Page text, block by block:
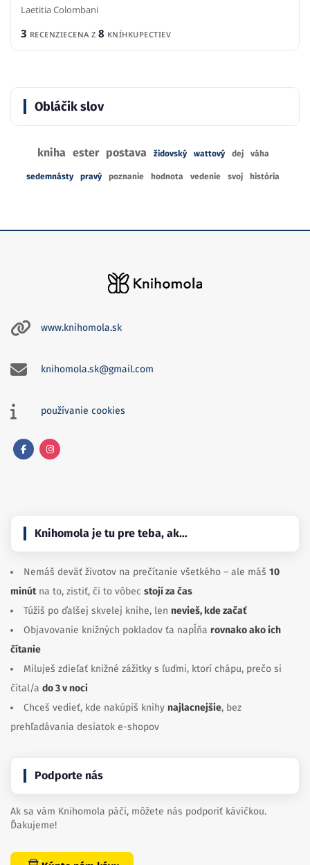
Laetitia Colombani
3 RECENZIECENA Z 8 KNÍHKUPECTIEV
Obláčik slov
kniha ester postava židovský wattový dej váha
sedemnásty pravý poznanie hodnota vedenie svoj história
www.knihomola.sk
knihomola.sk@gmail.com
používanie cookies
Knihomola je tu pre teba, ak…
Nemáš deväť životov na prečítanie všetkého – ale máš 10
minútna to, zistiť, či to vôbec stojí za čas
Túžiš po ďalšej skvelej knihe, len nevieš, kde začať
Objavovanie knižných pokladov ťa napĺňa rovnako ako ich
čítanie
Miluješ zdieľať knižné zážitky s ľuďmi, ktorí chápu, prečo si
čítal/a do 3 v noci
Chceš vedieť, kde nakúpiš knihy najlacnejšie, bez
prehľadávania desiatok e-shopov
Podporte nás
Ak sa vám Knihomola páči, môžete nás podporiť kávičkou.
Ďakujeme!